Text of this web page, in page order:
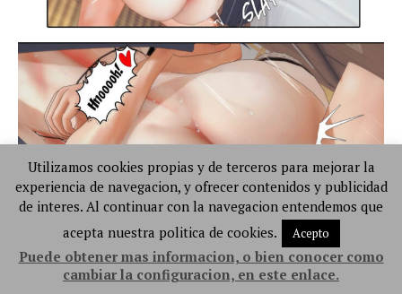
Utilizamos cookies propias y de terceros para mejorar la
experiencia de navegacion, y ofrecer contenidos y publicidad
de interes. Al continuar con la navegacion entendemos que
acepta nuestra politica de cookies.
Acepto
Puede obtener mas informacion, o bien conocer como
cambiar la configuracion, en este enlace.